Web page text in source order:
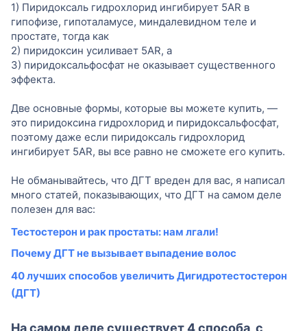
1) Пиридоксаль гидрохлорид ингибирует 5AR в
гипофизе, гипоталамусе, миндалевидном теле и
простате, тогда как
2) пиридоксин усиливает 5AR, а
3) пиридоксальфосфат не оказывает существенного
эффекта.
Две основные формы, которые вы можете купить, —
это пиридоксина гидрохлорид и пиридоксальфосфат,
поэтому даже если пиридоксаль гидрохлорид
ингибирует 5AR, вы все равно не сможете его купить.
Не обманывайтесь, что ДГТ вреден для вас, я написал
много статей, показывающих, что ДГТ на самом деле
полезен для вас:
Тестостерон и рак простаты: нам лгали!
Почему ДГТ не вызывает выпадение волос
40 лучших способов увеличить Дигидротестостерон
(ДГТ)
На самом деле существует 4 способа, с